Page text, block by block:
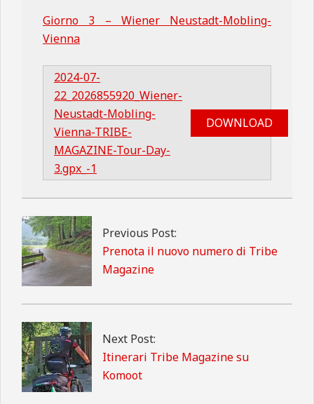
Giorno 3 – Wiener Neustadt-Mobling-
Vienna
2024-07-
22_2026855920_Wiener-
Neustadt-Mobling-
Vienna-TRIBE-
MAGAZINE-Tour-Day-
3.gpx_-1
DOWNLOAD
2025-
03-
02
Previous Post:
Prenota il nuovo numero di Tribe
Magazine
Next Post:
Itinerari Tribe Magazine su
Komoot